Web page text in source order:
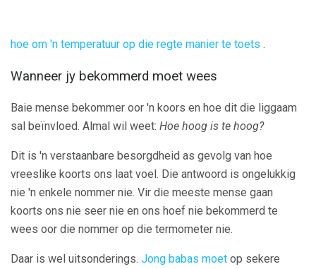
hoe om 'n temperatuur op die regte manier te toets .
Wanneer jy bekommerd moet wees
Baie mense bekommer oor 'n koors en hoe dit die liggaam
sal beïnvloed. Almal wil weet: Hoe hoog is te hoog?
Dit is 'n verstaanbare besorgdheid as gevolg van hoe
vreeslike koorts ons laat voel. Die antwoord is ongelukkig
nie 'n enkele nommer nie. Vir die meeste mense gaan
koorts ons nie seer nie en ons hoef nie bekommerd te
wees oor die nommer op die termometer nie.
Daar is wel uitsonderings. Jong babas moet op sekere